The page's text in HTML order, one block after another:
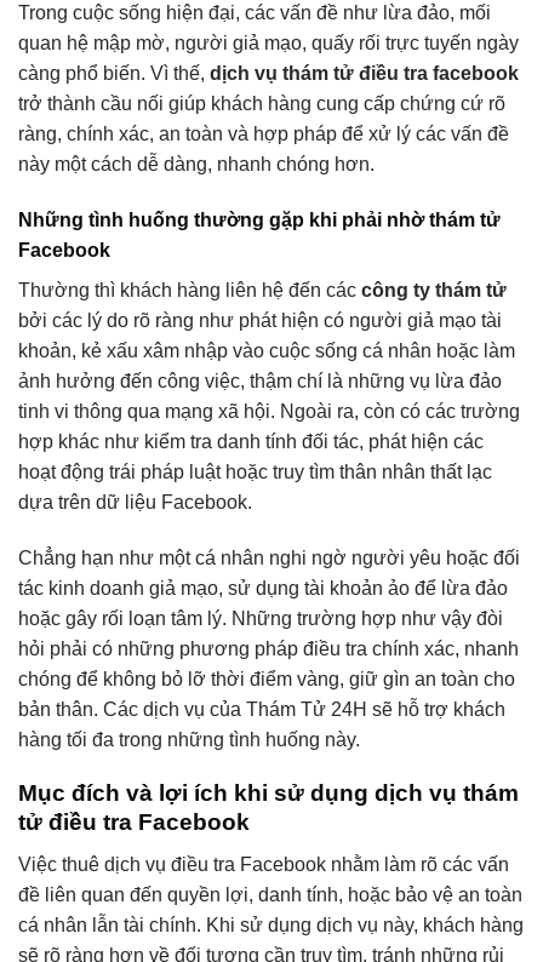
Trong cuộc sống hiện đại, các vấn đề như lừa đảo, mối
quan hệ mập mờ, người giả mạo, quấy rối trực tuyến ngày
càng phổ biến. Vì thế, dịch vụ thám tử điều tra facebook
trở thành cầu nối giúp khách hàng cung cấp chứng cứ rõ
ràng, chính xác, an toàn và hợp pháp để xử lý các vấn đề
này một cách dễ dàng, nhanh chóng hơn.
Những tình huống thường gặp khi phải nhờ thám tử
Facebook
Thường thì khách hàng liên hệ đến các công ty thám tử
bởi các lý do rõ ràng như phát hiện có người giả mạo tài
khoản, kẻ xấu xâm nhập vào cuộc sống cá nhân hoặc làm
ảnh hưởng đến công việc, thậm chí là những vụ lừa đảo
tinh vi thông qua mạng xã hội. Ngoài ra, còn có các trường
hợp khác như kiểm tra danh tính đối tác, phát hiện các
hoạt động trái pháp luật hoặc truy tìm thân nhân thất lạc
dựa trên dữ liệu Facebook.
Chẳng hạn như một cá nhân nghi ngờ người yêu hoặc đối
tác kinh doanh giả mạo, sử dụng tài khoản ảo để lừa đảo
hoặc gây rối loạn tâm lý. Những trường hợp như vậy đòi
hỏi phải có những phương pháp điều tra chính xác, nhanh
chóng để không bỏ lỡ thời điểm vàng, giữ gìn an toàn cho
bản thân. Các dịch vụ của Thám Tử 24H sẽ hỗ trợ khách
hàng tối đa trong những tình huống này.
Mục đích và lợi ích khi sử dụng dịch vụ thám
tử điều tra Facebook
Việc thuê dịch vụ điều tra Facebook nhằm làm rõ các vấn
đề liên quan đến quyền lợi, danh tính, hoặc bảo vệ an toàn
cá nhân lẫn tài chính. Khi sử dụng dịch vụ này, khách hàng
sẽ rõ ràng hơn về đối tượng cần truy tìm, tránh những rủi